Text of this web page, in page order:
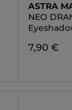
ASTRA
NEO
7,90 €